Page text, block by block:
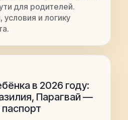
для родителей.
и логику
в 2026 году:
Парагвай —